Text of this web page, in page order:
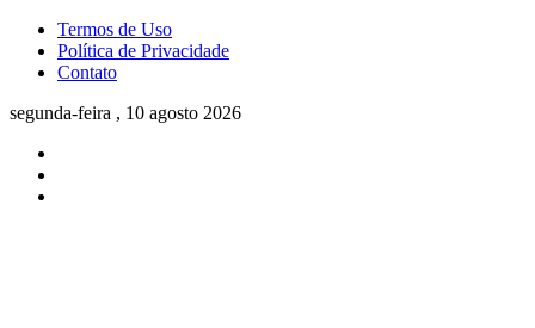
Termos de Uso
Política de Privacidade
Contato
segunda-feira , 10 agosto 2026